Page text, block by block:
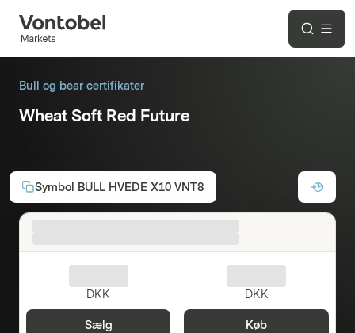
Bull og bear certifikater
Wheat Soft Red Future
Symbol BULL HVEDE X10 VNT8
DKK
Sælg
DKK
Køb